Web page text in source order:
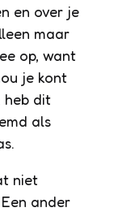
en over je
maar
op, want
je kont
heb dit
als
niet
ander